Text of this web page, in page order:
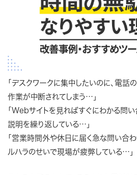
「デスクワークに集中したいのに、電話
作業が中断されてしまう…」
「Webサイトを見ればすぐにわかる問
説明を繰り返している…」
「営業時間外や休日に届く急な問い合
ルハラのせいで現場が疲弊している…」